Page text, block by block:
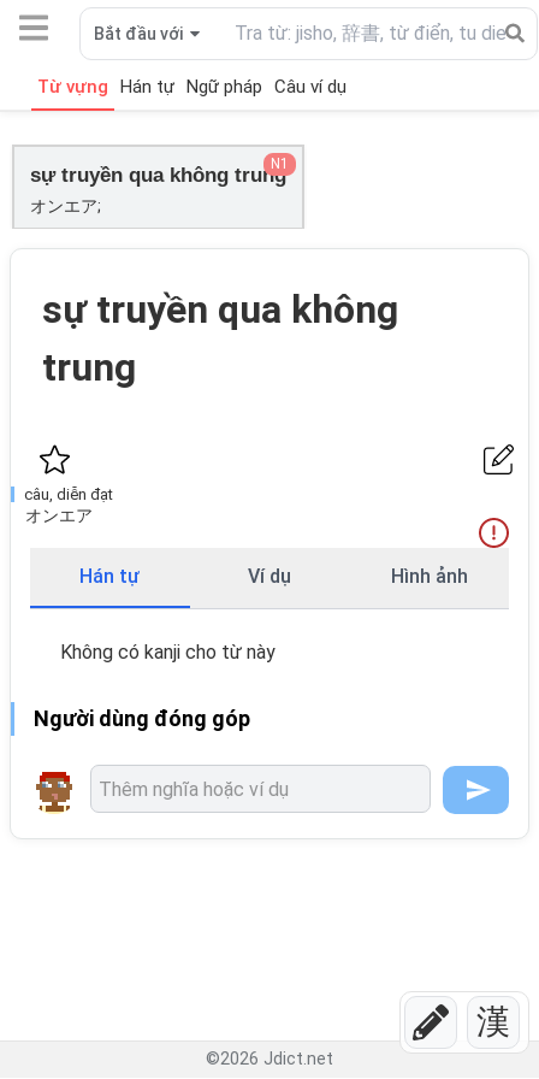
漢
Bắt đầu với
Từ vựng Hán tự Ngữ pháp Câu ví dụ
sự truyền qua không trung
オンエア;
N1
sự truyền qua không
trung
câu, diễn đạt
オンエア
Hán tự Ví dụ Hình ảnh
Không có kanji cho từ này
Người dùng đóng góp
©2026 Jdict.net